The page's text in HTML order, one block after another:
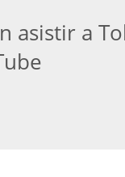
asistir a